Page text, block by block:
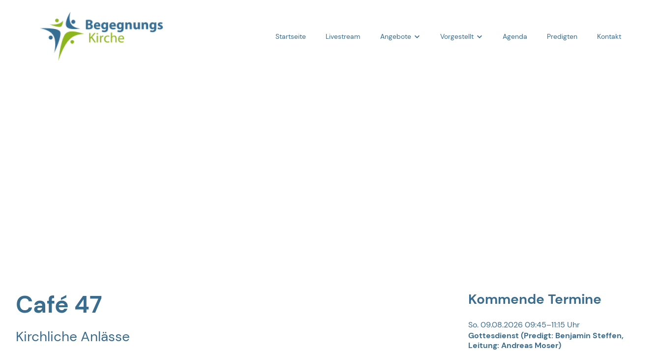
Startseite Livestream Angebote Vorgestellt Agenda Predigten Kontakt
Anlässe
Café 47
Kirchliche Anlässe
Kommende Termine
So. 09.08.2026 09:45–11:15 Uhr
Gottesdienst (Predigt: Benjamin Steffen,
Leitung: Andreas Moser)